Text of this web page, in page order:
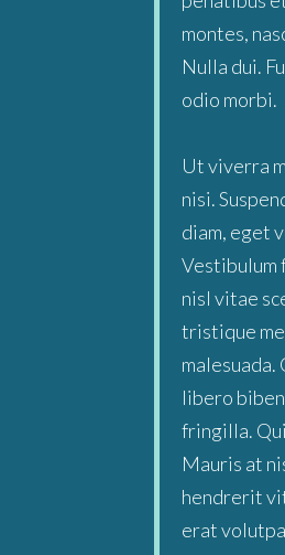
montes,
Nulla dui.
odio morbi.
Ut viverra
nisi.
diam, eget
Vestibulum
nisl vitae
tristique
malesuada.
libero
fringilla.
Mauris at
hendrerit
erat